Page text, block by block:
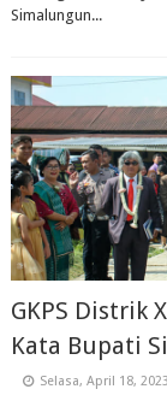
Simalungun...
GKPS Distrik
Kata Bupati
Selasa, April 18, 2023